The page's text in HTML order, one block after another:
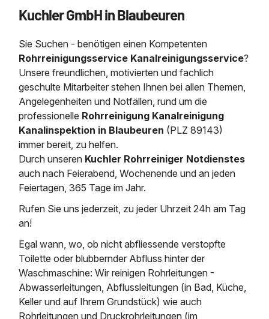
Kanalreinigung
Kanalinspektion
Grubenentleerung
24h Notdienst
Kosten Preise
Wasserhaltung
Entleerung und Reinigung
Grubenentleerung und
Sickerschacht Reinigung
Abfallzwischenlager
Austausch von
Geschosssandfang
Fettabscheider
Saugbagger / LuftförderanlageSaugbagger für Tiefbau
Saugbagger und Pumpen
Fermenter-Entleerung
Regenrückhaltebecken
Entschlammung
Trockensaugen von
etc.
Weitere Services mit
Heizung / Sanitär
Tiefbau
Unternehmen
Zertifikate /
Stellenangebote
Kontakt
Kuchler GmbH in Blaubeuren
Sie Suchen - benötigen einen Kompetenten
Rohrreinigungsservice Kanalreinigungsservice?
Unsere freundlichen, motivierten und fachlich
geschulte Mitarbeiter stehen Ihnen bei allen Themen,
Angelegenheiten und Notfällen, rund um die
professionelle Rohrreinigung Kanalreinigung
Kanalinspektion in Blaubeuren (PLZ 89143)
immer bereit, zu helfen.
Durch unseren Kuchler Rohrreiniger Notdienstes
auch nach Feierabend, Wochenende und an jeden
Feiertagen, 365 Tage im Jahr.
Rufen Sie uns jederzeit, zu jeder Uhrzeit 24h am Tag
an!
Egal wann, wo, ob nicht abfliessende verstopfte
Toilette oder blubbernder Abfluss hinter der
Waschmaschine: Wir reinigen Rohrleitungen -
Abwasserleitungen, Abflussleitungen (in Bad, Küche,
Keller und auf Ihrem Grundstück) wie auch
Rohrleitungen und Druckrohrleitungen (im